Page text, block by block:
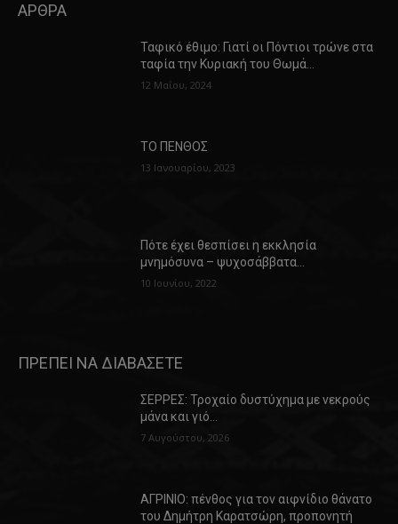
ΑΡΘΡΑ
Ταφικό έθιμο: Γιατί οι Πόντιοι τρώνε στα
ταφία την Κυριακή του Θωμά…
12 Μαΐου, 2024
ΤΟ ΠΕΝΘΟΣ
13 Ιανουαρίου, 2023
Πότε έχει θεσπίσει η εκκλησία
μνημόσυνα – ψυχοσάββατα…
10 Ιουνίου, 2022
ΠΡΕΠΕΙ ΝΑ ΔΙΑΒΑΣΕΤΕ
ΣΕΡΡΕΣ: Τροχαίο δυστύχημα με νεκρούς
μάνα και γιό…
7 Αυγούστου, 2026
ΑΓΡΙΝΙΟ: πένθος για τον αιφνίδιο θάνατο
του Δημήτρη Καρατσώρη, προπονητή